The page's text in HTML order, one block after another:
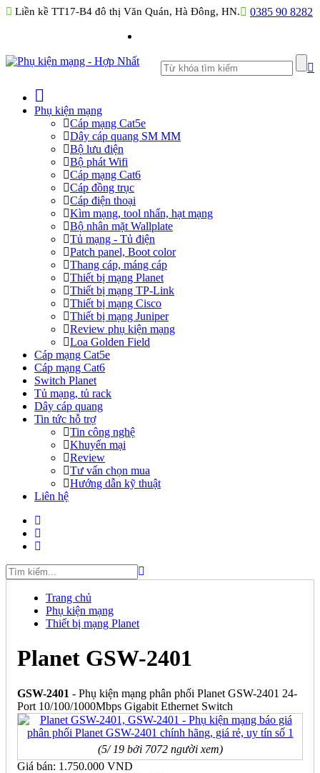
Liền kề TT17-B4 đô thị Văn Quán, Hà Đông, HN. 0385 90 8282
Phụ kiện mạng
Cáp mạng Cat5e
Dây cáp quang SM MM
Bộ lưu điện
Bộ phát Wifi
Cáp mạng Cat6
Cáp đồng trục
Cáp điện thoại
Kìm mạng, tool nhấn, hạt mạng
Bộ nhân mặt Wallplate
Tủ mạng - Tủ điện
Patch panel, Boot color
Thang cáp, máng cáp
Thiết bị mạng Planet
Thiết bị mạng TP-Link
Thiết bị mạng Cisco
Thiết bị mạng Juniper
Review phụ kiện mạng
Loa Golden Field
Cáp mạng Cat5e
Cáp mạng Cat6
Switch Planet
Tủ mạng, tủ rack
Dây cáp quang
Tin tức hỗ trợ
Tin công nghệ
Khuyến mại
Review
Tư vấn chọn mua
Hướng dẫn kỹ thuật
Liên hệ
Trang chủ
Phụ kiện mạng
Thiết bị mạng Planet
Planet GSW-2401
GSW-2401 - Phụ kiện mạng phân phối Planet GSW-2401 24-
Port 10/100/1000Mbps Gigabit Ethernet Switch
(5/ 19 bởi 7072 người xem)
Giá bán: 1.750.000 VND